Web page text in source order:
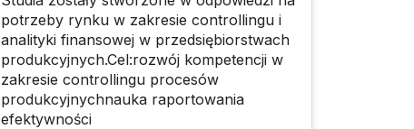
potrzeby rynku w zakresie controllingu i
analityki finansowej w przedsiębiorstwach
produkcyjnych.Cel:rozwój kompetencji w
zakresie controllingu procesów
produkcyjnychnauka raportowania
efektywności